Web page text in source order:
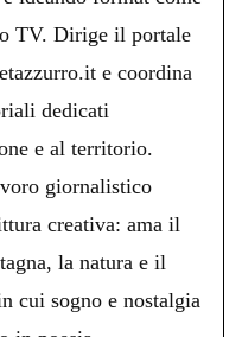
TV. Dirige il portale
e coordina
dedicati
e al territorio.
giornalistico
creativa: ama il
la natura e il
cui sogno e nostalgia